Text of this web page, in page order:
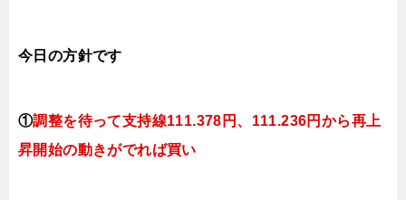
今日の方針です
①調整を待って支持線111.378円、111.236円 から再上
昇開始の動きがでれば買い